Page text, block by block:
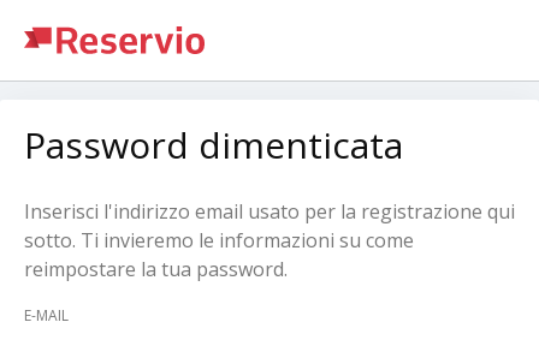
Password dimenticata
Inserisci l'indirizzo email usato per la registrazione qui
sotto. Ti invieremo le informazioni su come
reimpostare la tua password.
E-MAIL